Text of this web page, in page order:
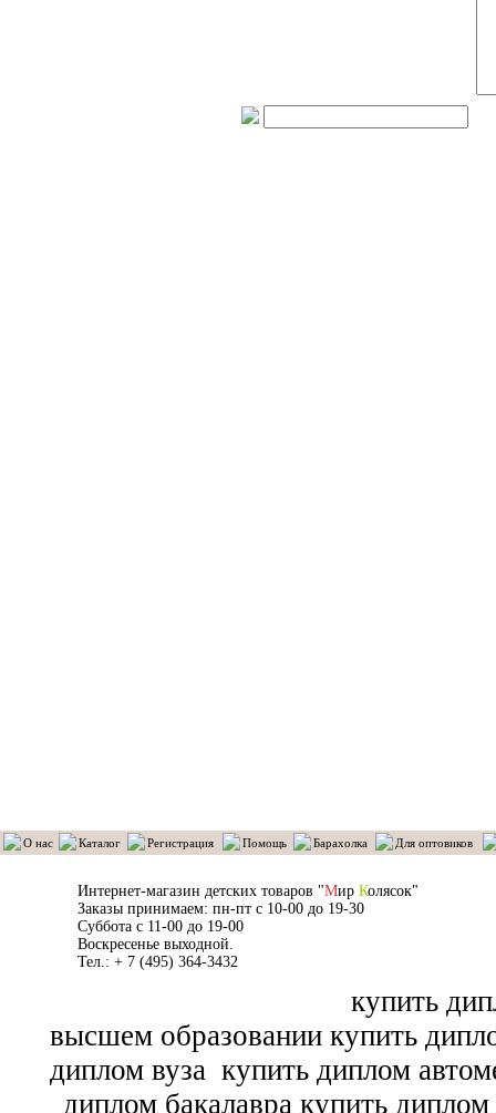
О нас Каталог Регистрация Помощь Барахолка Для оптовиков
Интернет-магазин детских товаров "Мир Колясок"
Заказы принимаем: пн-пт с 10-00 до 19-30
Суббота с 11-00 до 19-00
Воскресенье выходной.
Тел.: + 7 (495) 364-3432
купить
высшем образовании купить
диплом вуза купить диплом
диплом бакалавра купить